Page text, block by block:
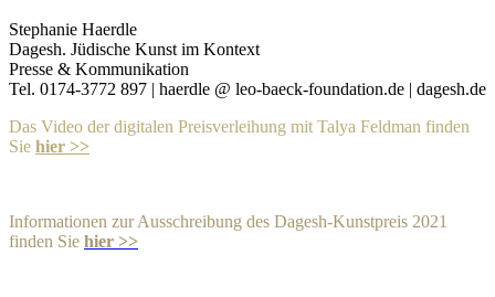
Stephanie Haerdle
Dagesh. Jüdische Kunst im Kontext
Presse & Kommunikation
Tel. 0174-3772 897 | haerdle @ leo-baeck-foundation.de | dagesh.de
Das Video der digitalen Preisverleihung mit Talya Feldman finden
Sie hier >>
Informationen zur Ausschreibung des Dagesh-Kunstpreis 2021
finden Sie hier >>